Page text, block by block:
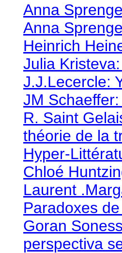
Anna
Anna
Heinrich
Julia
J.J.Lecercle:
JM
R. Saint
théorie de la
Hyper-
Chloé
Laurent
Paradoxes
Goran
perspectiva